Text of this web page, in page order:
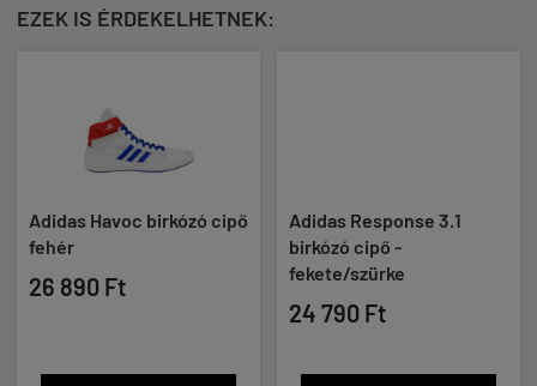
EZEK IS ÉRDEKELHETNEK:
Adidas Havoc birkózó cipő
fehér
26 890 Ft
Adidas Response 3.1
birkózó cipő -
fekete/szürke
24 790 Ft